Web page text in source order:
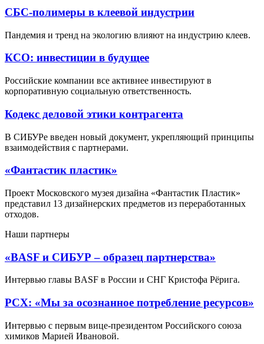
СБС-полимеры в клеевой индустрии
Пандемия и тренд на экологию влияют на индустрию клеев.
КСО: инвестиции в будущее
Российские компании все активнее инвестируют в
корпоративную социальную ответственность.
Кодекс деловой этики контрагента
В СИБУРе введен новый документ, укрепляющий принципы
взаимодействия с партнерами.
«Фантастик пластик»
Проект Московского музея дизайна «Фантастик Пластик»
представил 13 дизайнерских предметов из переработанных
отходов.
Наши партнеры
«BASF и СИБУР – образец партнерства»
Интервью главы BASF в России и СНГ Кристофа Рёрига.
РСХ: «Мы за осознанное потребление ресурсов»
Интервью с первым вице-президентом Российского союза
химиков Марией Ивановой.